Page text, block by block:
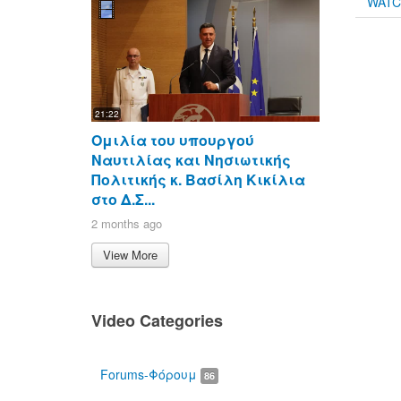
21:22
Ομιλία του υπουργού
Ναυτιλίας και Νησιωτικής
Πολιτικής κ. Βασίλη Κικίλια
στο Δ.Σ...
2 months ago
View More
Video Categories
Forums-Φόρουμ 86